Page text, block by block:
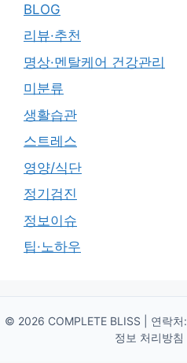
BLOG
리뷰·추천
명상·멘탈케어 건강관리
미분류
생활습관
스트레스
영양/식단
정기검진
정보이슈
팁·노하우
© 2026 COMPLETE BLISS | 연락처:
정보 처리방침